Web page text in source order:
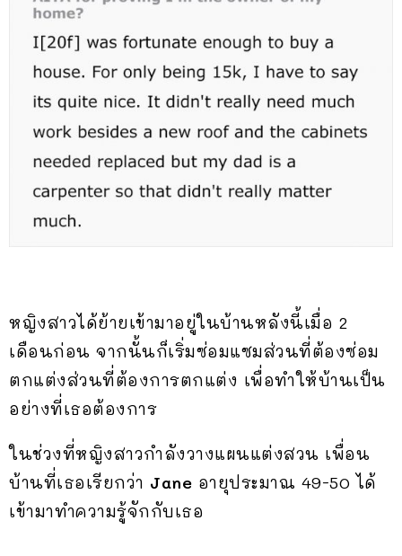
หญิงสาวได้ย้ายเข้ามาอยู่ในบ้านหลังนี้เมื่อ 2
เดือนก่อน จากนั้นก็เริ่มซ่อมแซมส่วนที่ต้องซ่อม
ตกแต่งส่วนที่ต้องการตกแต่ง เพื่อทำให้บ้านเป็น
อย่างที่เธอต้องการ
ในช่วงที่หญิงสาวกำลังวางแผนแต่งสวน เพื่อน
บ้านที่เธอเรียกว่า Jane อายุประมาณ 49-50 ได้
เข้ามาทำความรู้จักกับเธอ